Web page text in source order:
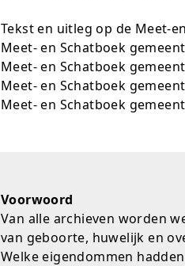
Tekst en uitleg op de Meet-
Meet- en Schatboek
Meet- en Schatboek
Meet- en Schatboek
Meet- en Schatboek
Voorwoord
Van alle archieven worden
van geboorte, huwelijk en
Welke eigendommen